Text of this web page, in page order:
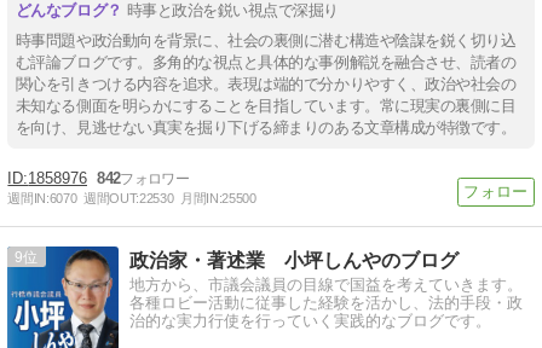
時事と政治を鋭い視点で深掘り
時事問題や政治動向を背景に、社会の裏側に潜む構造や陰謀を鋭く切り込
む評論ブログです。多角的な視点と具体的な事例解説を融合させ、読者の
関心を引きつける内容を追求。表現は端的で分かりやすく、政治や社会の
未知なる側面を明らかにすることを目指しています。常に現実の裏側に目
を向け、見逃せない真実を掘り下げる締まりのある文章構成が特徴です。
1858976 842
週間IN:6070 週間OUT:22530 月間IN:25500
9 政治家・著述業 小坪しんやのブログ
地方から、市議会議員の目線で国益を考えていきます。
各種ロビー活動に従事した経験を活かし、法的手段・政
治的な実力行使を行っていく実践的なブログです。